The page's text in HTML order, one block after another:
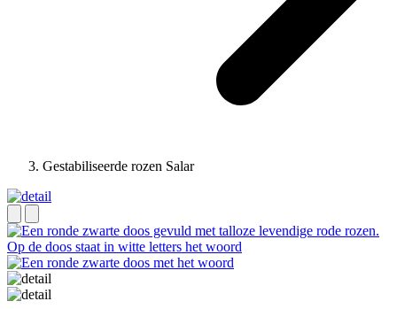
Gestabiliseerde rozen Salar